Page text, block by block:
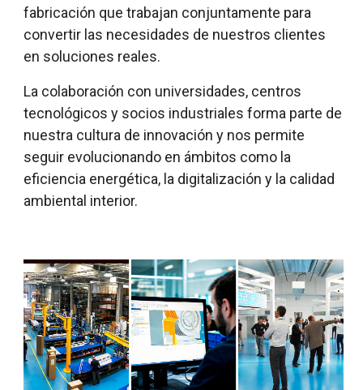
fabricación que trabajan conjuntamente para
convertir las necesidades de nuestros clientes
en soluciones reales.
La colaboración con universidades, centros
tecnológicos y socios industriales forma parte de
nuestra cultura de innovación y nos permite
seguir evolucionando en ámbitos como la
eficiencia energética, la digitalización y la calidad
ambiental interior.